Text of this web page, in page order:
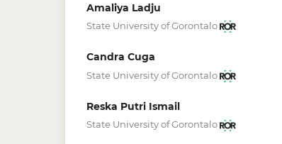
Amaliya Ladju
State University of Gorontalo
Candra Cuga
State University of Gorontalo
Reska Putri Ismail
State University of Gorontalo